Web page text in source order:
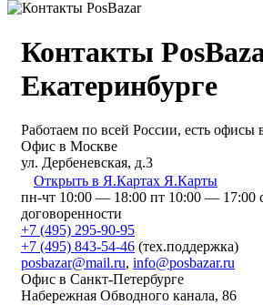
Контакты
Екатеринбурге
Работаем по всей России, есть офисы
Офис в Москве
ул. Дербеневская, д.3
Открыть в Я.Картах Я.Карты
пн-чт 10:00 — 18:00 пт 10:00 — 17:00
договоренности
+7 (495) 295-90-95
+7 (495) 843-54-46 (тех.поддержка)
posbazar@mail.ru, info@posbazar.ru
Офис в Санкт-Петербурге
Набережная Обводного канала, 86